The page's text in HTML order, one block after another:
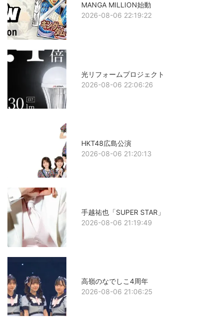
MANGA MILLION始動
2026-08-06 22:19:22
光リフォームプロジェクト
2026-08-06 22:06:26
HKT48広島公演
2026-08-06 21:20:13
手越祐也「SUPER STAR」
2026-08-06 21:19:49
高嶺のなでしこ4周年
2026-08-06 21:06:25